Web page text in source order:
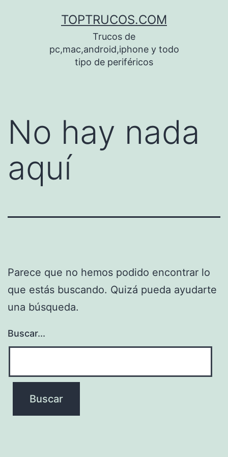
TOPTRUCOS.COM
Trucos de
pc,mac,android,iphone y todo
tipo de periféricos
No hay nada
aquí
Parece que no hemos podido encontrar lo
que estás buscando. Quizá pueda ayudarte
una búsqueda.
Buscar...